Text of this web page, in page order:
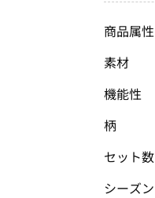
商品属性
素材
機能性
柄
セット数
シーズン